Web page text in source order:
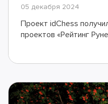
05 декабря 2024
Проект idChess
проектов «Рейтинг